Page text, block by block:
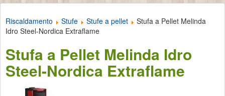
Riscaldamento Stufe Stufe a pellet
Stufa a Pellet Melinda
Idro Steel-Nordica Extraflame
Stufa a Pellet Melinda Idro
Steel-Nordica Extraflame